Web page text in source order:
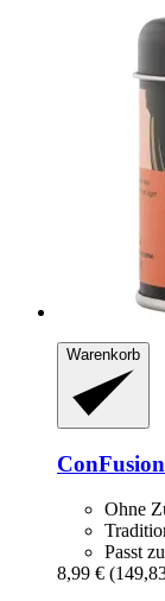
Warenkorb
ConFusion
Ohne
Passt
8,99 €